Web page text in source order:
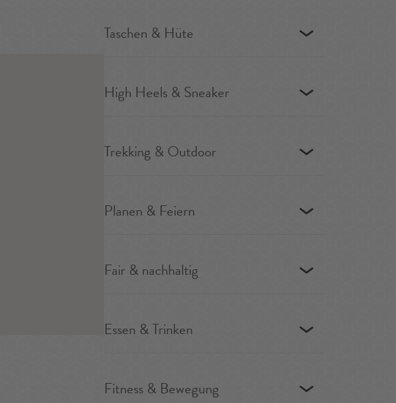
Taschen & Hüte
High Heels & Sneaker
Trekking & Outdoor
Planen & Feiern
Fair & nachhaltig
Essen & Trinken
Fitness & Bewegung